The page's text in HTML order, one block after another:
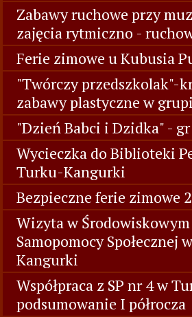
Zabawy ruchowe przy
zajęcia rytmiczno -
Ferie zimowe u Kubusia
"Twórczy przedszkolak"-
zabawy plastyczne w
"Dzień Babci i Dzidka" -
Wycieczka do Biblioteki
Turku-Kangurki
Bezpieczne ferie zimowe
Wizyta w
Samopomocy Społecznej
Kangurki
Współpraca z SP nr 4 w
podsumowanie I półrocza